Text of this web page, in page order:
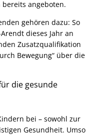
angeboten.
gehören dazu: So
dieses Jahr an
Zusatzqualifikation
Bewegung“ über die
die gesunde
bei – sowohl zur
Gesundheit. Umso